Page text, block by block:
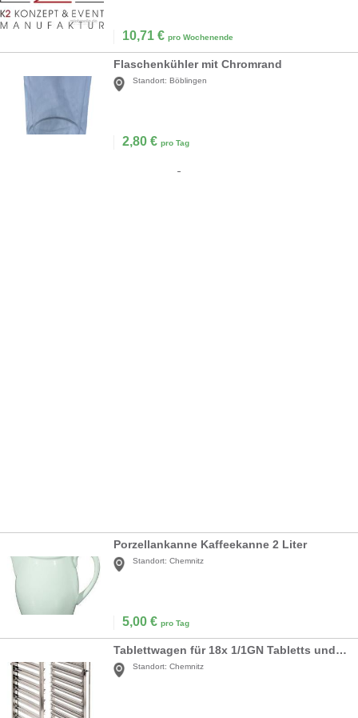
10,71 € pro Wochenende
Flaschenkühler mit Chromrand
Standort: Böblingen
2,80 € pro Tag
Porzellankanne Kaffeekanne 2 Liter
Standort: Chemnitz
5,00 € pro Tag
Tablettwagen für 18x 1/1GN Tabletts und Behälter
Standort: Chemnitz